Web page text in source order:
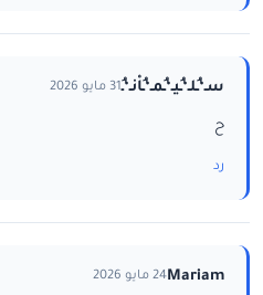
سـ‘ـُلـ‘ـُيـ‘ـُمـ‘ـُاْنـ‘ـُ31 مايو 2026
ح
رد
Mariam24 مايو 2026